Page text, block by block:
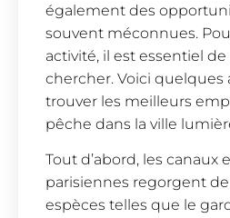
également des
souvent méconnues.
activité, il est essentiel de
chercher. Voici quelques
trouver les meilleurs
pêche dans la ville
Tout d’abord, les canaux
parisiennes regorgent de
espèces telles que le